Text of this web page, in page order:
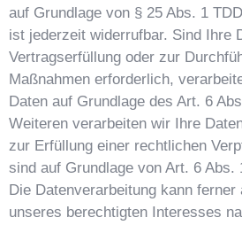
auf Grundlage von § 25 Abs. 1
ist jederzeit widerrufbar. Sind Ihre
Vertragserfüllung oder zur
Maßnahmen erforderlich,
Daten auf Grundlage des Art. 6
Weiteren verarbeiten wir Ihre
zur Erfüllung einer rechtlichen
sind auf Grundlage von Art. 6 Abs.
Die Datenverarbeitung kann ferner
unseres berechtigten Interesses